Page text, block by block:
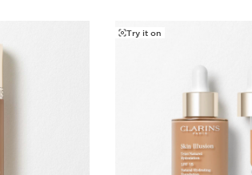
Try it on